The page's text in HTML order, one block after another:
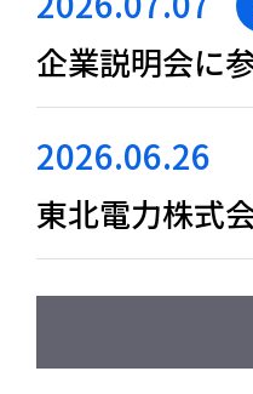
企業説明会に
2026.06.26
東北電力株式